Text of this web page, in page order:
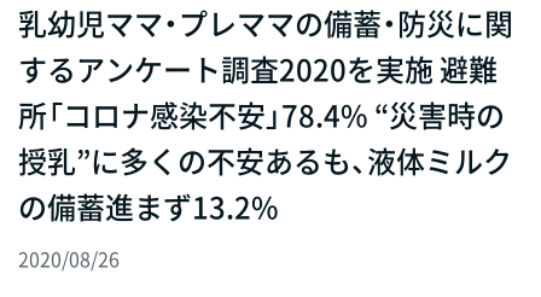
乳幼児ママ・プレママの備蓄・防災に関
するアンケート調査2020を実施 避難
所「コロナ感染不安」78.4% “災害時の
授乳”に多くの不安あるも、液体ミルク
の備蓄進まず13.2%
2020/08/26